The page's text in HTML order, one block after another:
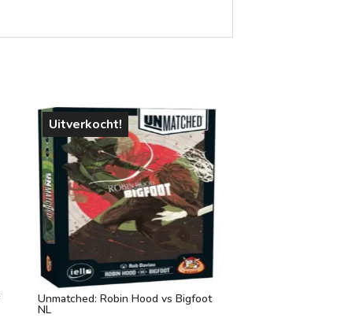
Uitverkocht!
Unmatched: Robin Hood vs Bigfoot
NL